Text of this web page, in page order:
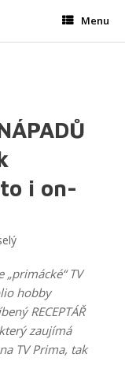
Menu
i on-
TV
hobby
RECEPTÁŘ
zaujímá
TV Prima, tak